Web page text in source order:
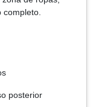
posterior